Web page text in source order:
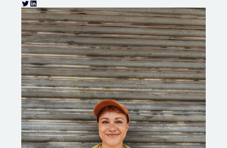
T
w
i
t
t
e
r
L
i
n
k
e
d
I
n